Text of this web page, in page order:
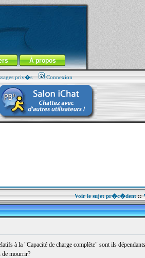
À propos
priv�s Connexion
Voir le sujet pr�c�dent::
à la "Capacité de charge complète" sont ils
de mourrir?